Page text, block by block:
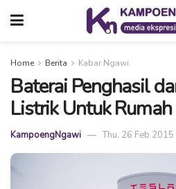
Home Berita Kabar Ngawi
Baterai Penghasil
Listrik Untuk Rumah
KampoengNgawi Thu, 26 Feb 2015